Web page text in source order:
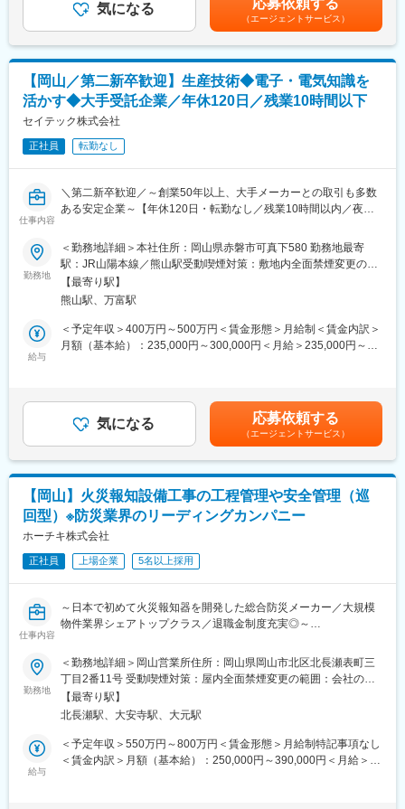
スを達成しています。また、お客様のご要望と時代のニーズに迅
速・柔軟に対応し、世界のメーカーのモノづくりを支える総合精
密機械メーカーとして進化し続けています。
変更の範囲：会社の定める業務
岡山第一工場で生産される、ノートPCやタブレット／スマートフ
ォン、ゲーム機など、身近な商品に搭載される製品の生産管理ポ
■業務詳細：
・生産計画の立案
・材料、資材手配
・出荷計画の立案
・客先との納期調整含む窓口業務
・PCへの入力作業（Excel）
・SAP入力作業（弊社管理システム）
■組織構成：
・岡山第一工場は、主力製品のコネクタ、精密部品を主に製造し
・課長1名、スペシャリスト1名、係長1名、スタッフ8名
■働く魅力
∟生産量も増えており、リーダーや管理職ポジションのニーズも
高まっている事から、キャリアップを目指す方歓迎です。
など、安心して仕事に集中できる環境が整っています。
■当社の魅力
【米国「Bourns」グループの電子部品メーカー／年休123日／ミ
ニブレーカーシェアNo.1／福利厚生充実／中途入社多数活躍／海
外売上70％】
・年休123日、完全週休二日制、有給が入社当日から付与される
など働きやすい環境です。
・スマートフォン等、身近な商品に搭載される電子機器の製造を
行っております。
変更の範囲：会社の定める業務
与：年2回（7月、12月）（計5カ月にて試算）賃金はあくまでも
目安の金額であり、選考を通じて上下する可能性があります。月
給(月額)は固定手当を含めた表記です。
気になる
（エージェントサービス）
【岡山／第二新卒歓迎】生産技術◆電子・電気知識を
活かす◆大手受託企業／年休120日／残業10時間以下
セイテック株式会社
正社員 転勤なし
仕事内容
＼第二新卒歓迎／～創業50年以上、大手メーカーとの取引も多数
ある安定企業～【年休120日・転勤なし／残業10時間以内／夜勤
＼＼こんな方におススメ／／
・モノづくりが好きで、趣味などで自主的な製作経験をお持ちの
方
・工業高校や高等専門学校、大学の電気・電子系学科を卒業され
た方
ートし、ゆくゆくはより生産効率向上に向けた設備改善や新規治
具の設計・製作まで担当いただきます。
・電子回路図を確認しながら行う設備の点検・調整
・生産現場からの要望ヒアリング
・設備改善や生産性向上に向けた改善提案
・治具や検査装置の設計・製作
・新規設備導入時の選定、評価、立ち上げ支援
※入社後はベテラン社員がマンツーマンに近い形でサポートしま
す。
■本ポジションの魅力：
当社の生産技術は「設備を維持するだけ」の仕事ではありませ
現場課題を見つけ、 設備改善や治具設計を通じて生産性向上を実
現するポジションです。設備・機械・制御・改善まで幅広い技術
を身につけることができます。
・完全週休二日制／年間休日120日
・残業月10時間以下
勤務地
＜勤務地詳細＞本社住所：岡山県赤磐市可真下580 勤務地最寄
駅：JR山陽本線／熊山駅受動喫煙対策：敷地内全面禁煙変更の範
囲：無
【最寄り駅】
熊山駅、万富駅
給与
＜予定年収＞400万円～500万円＜賃金形態＞月給制＜賃金内訳＞
月額（基本給）：235,000円～300,000円＜月給＞235,000円～
であり、選考を通じて上下する可能性があります。月給(月額)は固
定手当を含めた表記です。
気になる 応募依頼する
（エージェントサービス）
【岡山】火災報知設備工事の工程管理や安全管理（巡
回型）※防災業界のリーディングカンパニー
ホーチキ株式会社
正社員 上場企業 5名以上採用
仕事内容
～日本で初めて火災報知器を開発した総合防災メーカー／大規模
物件業界シェアトップクラス／退職金制度充実◎～
■業務詳細：
建設中または改修中のオフィスビルやマンション、学校、病院な
どの建物に火災報知器を設置するための工程管理・安全管理業務
をお任せします。基本的には巡回型で業務を行っていただき、2～
3現場を常に担当していただきます。
※実際に設置は協力会社様に依頼します。設置作業がスムーズに行
われるよう、工事管理をお任せ致します。プロジェクトによって
勤務地
＜勤務地詳細＞岡山営業所住所：岡山県岡山市北区北長瀬表町三
丁目2番11号 受動喫煙対策：屋内全面禁煙変更の範囲：会社の定
める事業所
【最寄り駅】
北長瀬駅、大安寺駅、大元駅
給与
＜予定年収＞550万円～800万円＜賃金形態＞月給制特記事項なし
＜賃金内訳＞月額（基本給）：250,000円～390,000円＜月給＞